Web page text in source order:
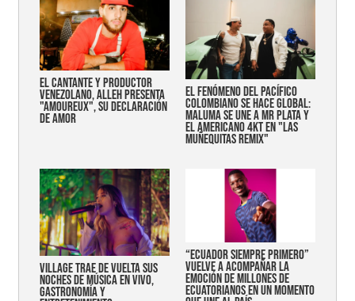
EL CANTANTE Y PRODUCTOR
VENEZOLANO, ALLEH PRESENTA
"AMOUREUX", SU DECLARACIÓN
DE AMOR
EL FENÓMENO DEL PACÍFICO
COLOMBIANO SE HACE GLOBAL:
MALUMA SE UNE A MR PLATA Y
EL AMERICANO 4KT EN "LAS
MUÑEQUITAS REMIX"
Village trae de vuelta sus
noches de música en vivo,
gastronomía y
“Ecuador siempre primero”
vuelve a acompañar la
emoción de millones de
ecuatorianos en un momento